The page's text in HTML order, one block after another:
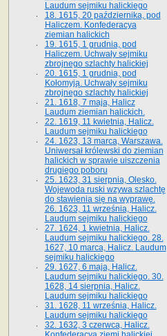
Laudum sejmiku halickiego
18. 1615, 20 października, pod
Haliczem. Konfederacya
ziemian halickich
19. 1615, 1 grudnia, pod
Haliczem. Uchwały sejmiku
zbrojnego szlachty halickiej
20. 1615, 1 grudnia, pod
Kołomyją. Uchwały sejmiku
zbrojnego szlachty halickiej
21. 1618, 7 maja, Halicz
Laudum ziemian halickich.
22. 1619, 11 kwietnia, Halicz.
Laudum sejmiku halickiego
24. 1623, 13 marca, Warszawa.
Uniwersał królewski do ziemian
halickich w sprawie uiszczenia
drugiego poboru
25. 1623, 31 sierpnia, Olesko.
Wojewoda ruski wzywa szlachtę
do stawienia się na wyprawę.
26. 1623, 11 września, Halicz.
Laudum sejmiku halickiego
27. 1624, 1 kwietnia, Halicz.
Laudum sejmiku halickiego. 28.
1627, 10 marca, Halicz. Laudum
sejmiku halickiego
29. 1627, 6 maja, Halicz.
Laudum sejmiku halickiego. 30.
1628, 14 sierpnia, Halicz.
Laudum sejmiku halickiego
31. 1628, 11 września, Halicz.
Laudum sejmiku halickiego
32. 1632, 3 czerwca, Halicz.